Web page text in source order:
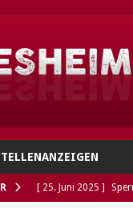
[ 25. Juni 2025 ]